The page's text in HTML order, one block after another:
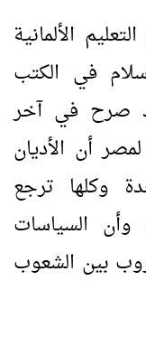
الألمانية
في الكتب
صرح في آخر
أن الأديان
وكلها ترجع
وأن السياسات
بين الشعوب